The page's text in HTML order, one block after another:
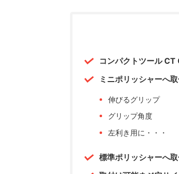
コンパクトツール CT
ミニポリッシャーへ
伸びるグリップ
グリップ角度
左利き用に・・・
標準ポリッシャーへ